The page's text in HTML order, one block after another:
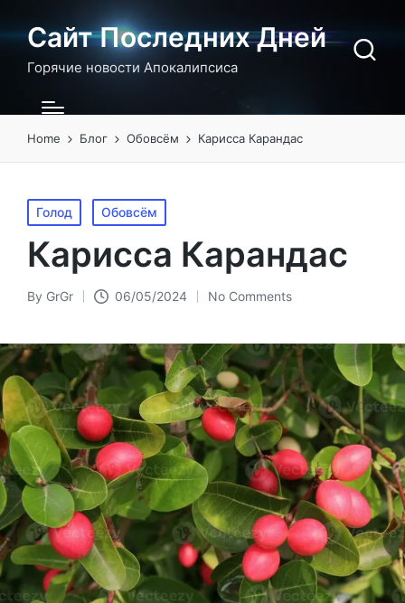
Сайт Последних Дней
Горячие новости Апокалипсиса
Home Блог Обовсём Карисса Карандас
Posted
in
Голод Обовсём
Карисса Карандас
Posted
By GrGr 06/05/2024 No Comments